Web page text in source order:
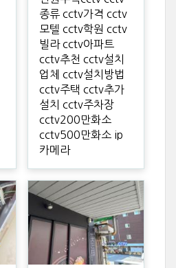
종류 cctv가격 cctv
모텔 cctv학원 cctv
빌라 cctv아파트
cctv추천 cctv설치
업체 cctv설치방법
cctv주택 cctv추가
설치 cctv주차장
cctv200만화소
cctv500만화소 ip
카메라